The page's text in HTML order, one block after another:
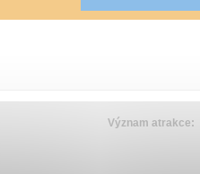
Význam atrakce: